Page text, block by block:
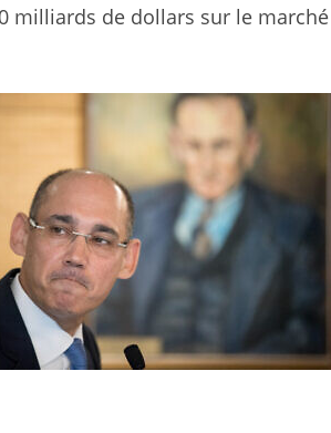
milliards de dollars sur le marché